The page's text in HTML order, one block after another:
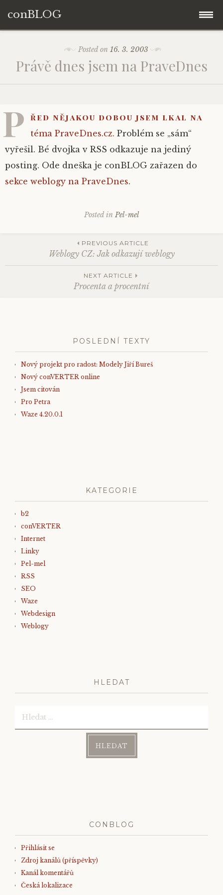
conBLOG
content
Posted on 16. 3. 2003
Právě dnes jsem na PraveDnes
P řed nějakou dobou jsem lkal na
téma PraveDnes.cz. Problém se „sám“
vyřešil. Bé dvojka v RSS odkazuje na jediný
posting. Ode dneška je conBLOG zařazen do
sekce weblogy na PraveDnes.
Posted in Pel-mel
Post
PREVIOUS ARTICLE
Weblogy CZ: Jak odkazují weblogy
NEXT ARTICLE
Procenta a procentní
POSLEDNÍ TEXTY
Nový projekt pro radost: Modely Jiří Bureš
Nový conVERTER online
Jsem citován
Pro Petra
Waze 4.20.0.1
KATEGORIE
b2
conVERTER
Internet
Linky
Pel-mel
RSS
SEO
Waze
Webdesign
Weblogy
HLEDAT
CONBLOG
Přihlásit se
Zdroj kanálů (příspěvky)
Kanál komentářů
Česká lokalizace